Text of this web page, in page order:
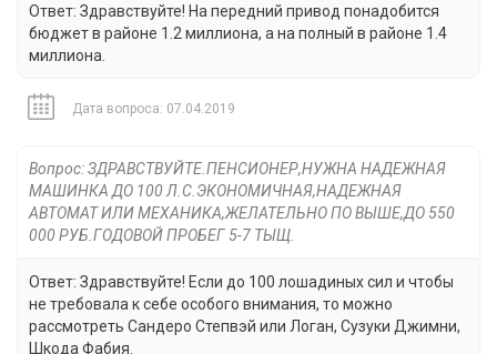
Ответ: Здравствуйте! На передний привод понадобится
бюджет в районе 1.2 миллиона, а на полный в районе 1.4
миллиона.
Дата вопроса: 07.04.2019
Вопрос: ЗДРАВСТВУЙТЕ.ПЕНСИОНЕР,НУЖНА НАДЕЖНАЯ
МАШИНКА ДО 100 Л.С.ЭКОНОМИЧНАЯ,НАДЕЖНАЯ
АВТОМАТ ИЛИ МЕХАНИКА,ЖЕЛАТЕЛЬНО ПО ВЫШЕ,ДО 550
000 РУБ.ГОДОВОЙ ПРОБЕГ 5-7 ТЫЩ.
Ответ: Здравствуйте! Если до 100 лошадиных сил и чтобы
не требовала к себе особого внимания, то можно
рассмотреть Сандеро Степвэй или Логан, Сузуки Джимни,
Шкода Фабия.